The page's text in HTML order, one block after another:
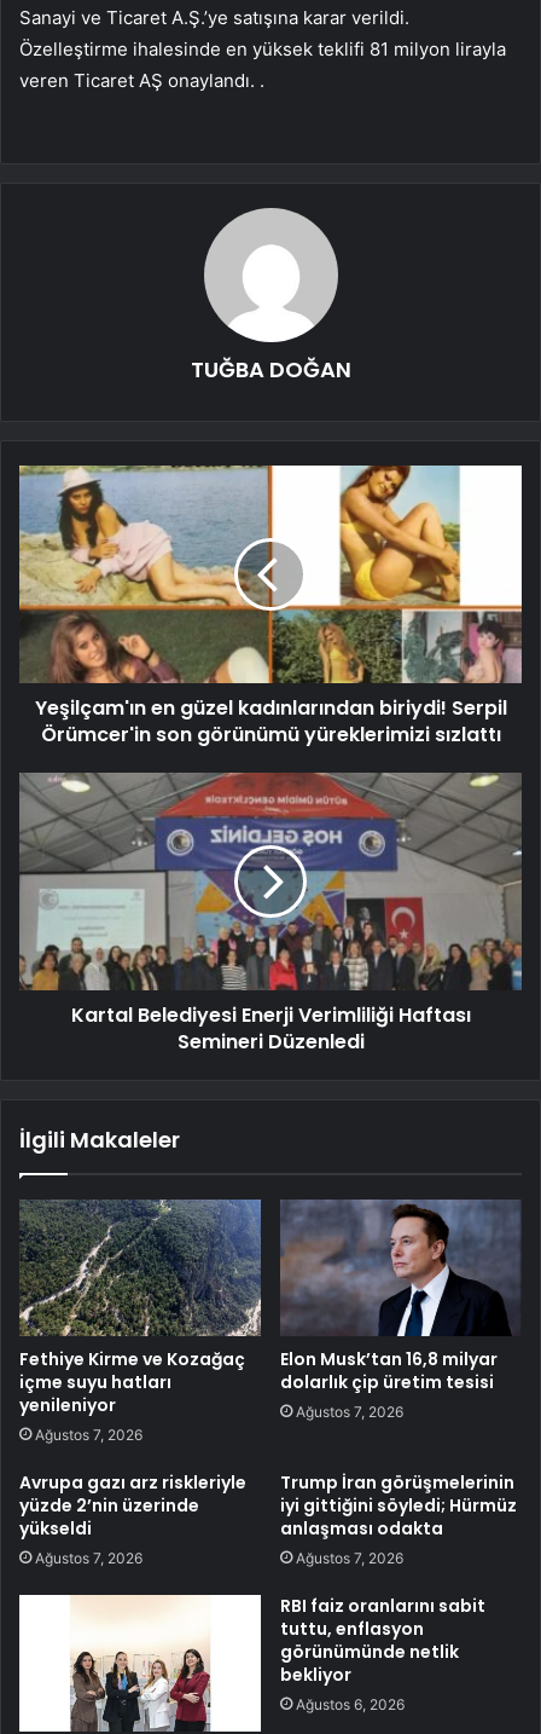
Sanayi ve Ticaret A.Ş.’ye satışına karar verildi.
Özelleştirme ihalesinde en yüksek teklifi 81 milyon lirayla
veren Ticaret AŞ onaylandı. .
TUĞBA DOĞAN
Yeşilçam'ın en güzel kadınlarından biriydi! Serpil
Örümcer'in son görünümü yüreklerimizi sızlattı
Kartal Belediyesi Enerji Verimliliği Haftası
Semineri Düzenledi
İlgili Makaleler
Fethiye Kirme ve Kozağaç
içme suyu hatları
yenileniyor
Ağustos 7, 2026
Elon Musk’tan 16,8 milyar
dolarlık çip üretim tesisi
Ağustos 7, 2026
Avrupa gazı arz riskleriyle
yüzde 2’nin üzerinde
yükseldi
Ağustos 7, 2026
Trump İran görüşmelerinin
iyi gittiğini söyledi; Hürmüz
anlaşması odakta
Ağustos 7, 2026
RBI faiz oranlarını sabit
tuttu, enflasyon
görünümünde netlik
bekliyor
Ağustos 6, 2026